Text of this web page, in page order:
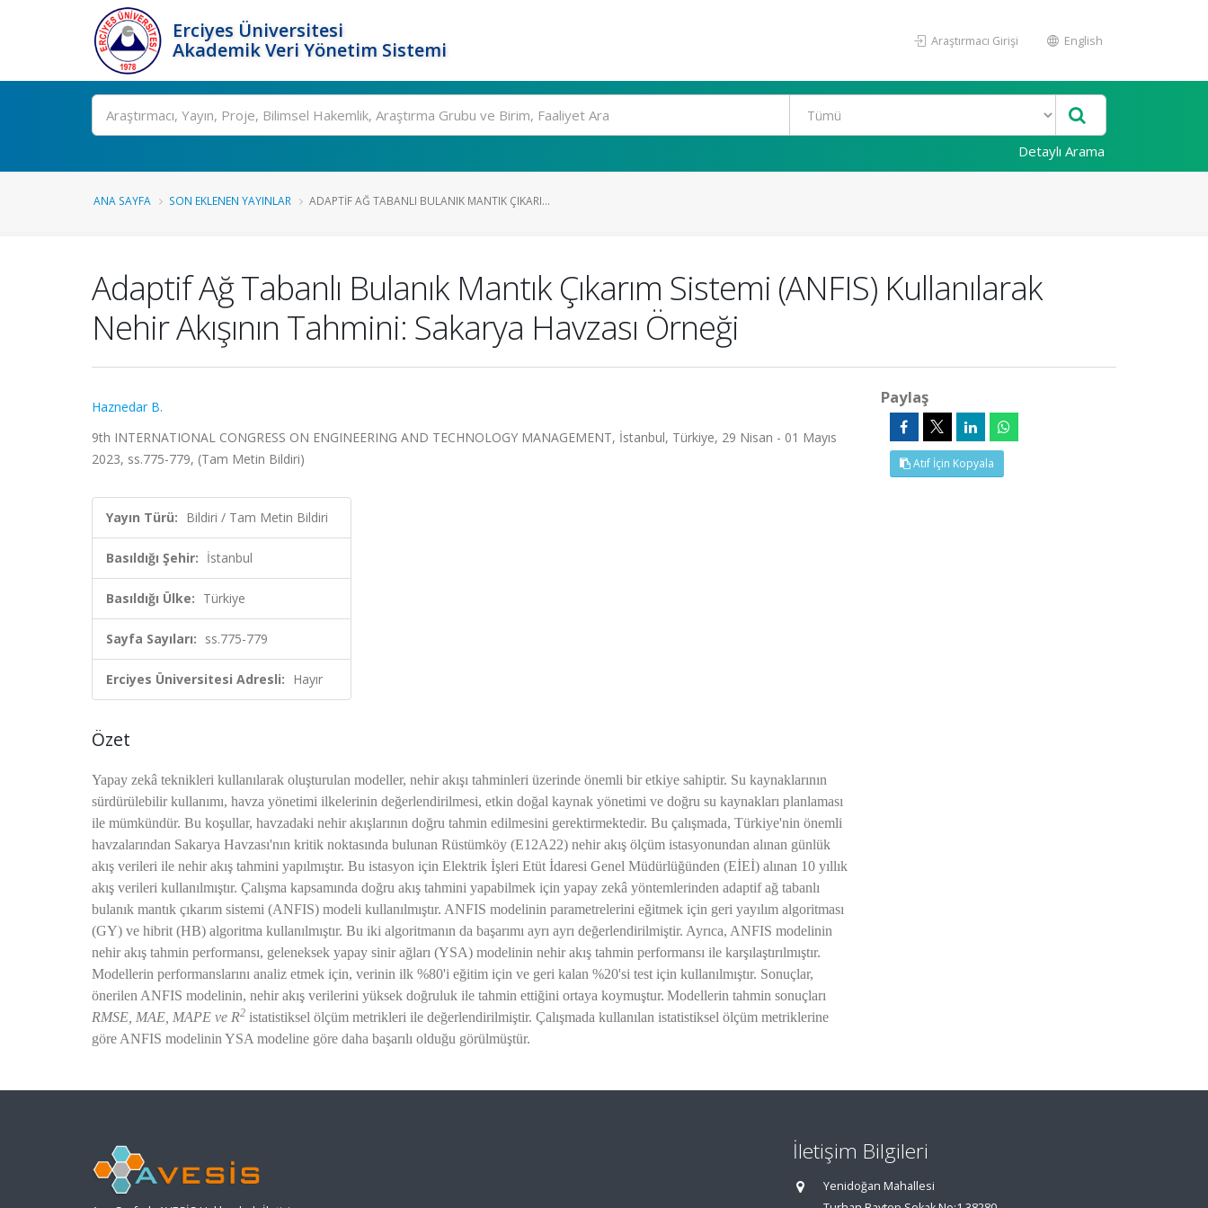
Erciyes Üniversitesi
Akademik Veri Yönetim Sistemi
Araştırmacı Girişi English
Ara
Detaylı Arama
ANA SAYFA SON EKLENEN YAYINLAR ADAPTIF AĞ TABANLI BULANIK MANTIK ÇIKARI...
Adaptif Ağ Tabanlı Bulanık Mantık Çıkarım Sistemi (ANFIS) Kullanılarak
Nehir Akışının Tahmini: Sakarya Havzası Örneği
Haznedar B.
9th INTERNATIONAL CONGRESS ON ENGINEERING AND TECHNOLOGY MANAGEMENT, İstanbul, Türkiye, 29 Nisan - 01 Mayıs
2023, ss.775-779, (Tam Metin Bildiri)
Yayın Türü: Bildiri / Tam Metin Bildiri
Basıldığı Şehir: İstanbul
Basıldığı Ülke: Türkiye
Sayfa Sayıları: ss.775-779
Erciyes Üniversitesi Adresli: Hayır
Özet
Yapay zekâ teknikleri kullanılarak oluşturulan modeller, nehir akışı tahminleri üzerinde önemli bir etkiye sahiptir. Su kaynaklarının
sürdürülebilir kullanımı, havza yönetimi ilkelerinin değerlendirilmesi, etkin doğal kaynak yönetimi ve doğru su kaynakları planlaması
ile mümkündür. Bu koşullar, havzadaki nehir akışlarının doğru tahmin edilmesini gerektirmektedir. Bu çalışmada, Türkiye'nin önemli
havzalarından Sakarya Havzası'nın kritik noktasında bulunan Rüstümköy (E12A22) nehir akış ölçüm istasyonundan alınan günlük
akış verileri ile nehir akış tahmini yapılmıştır. Bu istasyon için Elektrik İşleri Etüt İdaresi Genel Müdürlüğünden (EİEİ) alınan 10 yıllık
akış verileri kullanılmıştır. Çalışma kapsamında doğru akış tahmini yapabilmek için yapay zekâ yöntemlerinden adaptif ağ tabanlı
bulanık mantık çıkarım sistemi (ANFIS) modeli kullanılmıştır. ANFIS modelinin parametrelerini eğitmek için geri yayılım algoritması
(GY) ve hibrit (HB) algoritma kullanılmıştır. Bu iki algoritmanın da başarımı ayrı ayrı değerlendirilmiştir. Ayrıca, ANFIS modelinin
nehir akış tahmin performansı, geleneksek yapay sinir ağları (YSA) modelinin nehir akış tahmin performansı ile karşılaştırılmıştır.
Modellerin performanslarını analiz etmek için, verinin ilk %80'i eğitim için ve geri kalan %20'si test için kullanılmıştır. Sonuçlar,
önerilen ANFIS modelinin, nehir akış verilerini yüksek doğruluk ile tahmin ettiğini ortaya koymuştur. Modellerin tahmin sonuçları
RMSE, MAE, MAPE ve R2 istatistiksel ölçüm metrikleri ile değerlendirilmiştir. Çalışmada kullanılan istatistiksel ölçüm metriklerine
göre ANFIS modelinin YSA modeline göre daha başarılı olduğu görülmüştür.
Paylaş
Atıf İçin Kopyala
İletişim Bilgileri
Yenidoğan Mahallesi